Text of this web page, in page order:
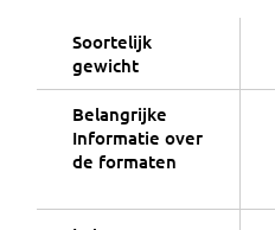
Soortelijk
gewicht
Belangrijke
Informatie over
de formaten